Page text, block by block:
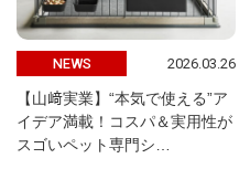
NEWS 2026.03.26
【山﨑実業】“本気で使える”ア
イデア満載！コスパ＆実用性が
スゴいペット専門シ…